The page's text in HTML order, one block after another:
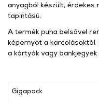
Gigapack
anyagból készült, érdekes
tapintású.
A termék puha belsővel
képernyőt a karcolásoktól,
a kártyák vagy bankjegyek